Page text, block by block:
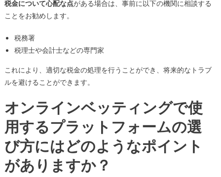
税金について心配な点がある場合は、事前に以下の機関に相談する
ことをお勧めします。
税務署
税理士や会計士などの専門家
これにより、適切な税金の処理を行うことができ、将来的なトラブ
ルを避けることができます。
オンラインベッティングで使
用するプラットフォームの選
び方にはどのようなポイント
がありますか？